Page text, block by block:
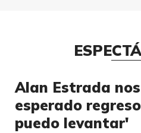
Alan Estrada
esperado
puedo levantar'